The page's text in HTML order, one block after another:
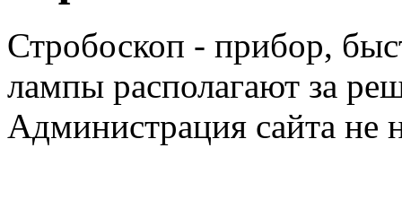
Стробоскоп - прибор,
лампы располагают за
Администрация сайта не